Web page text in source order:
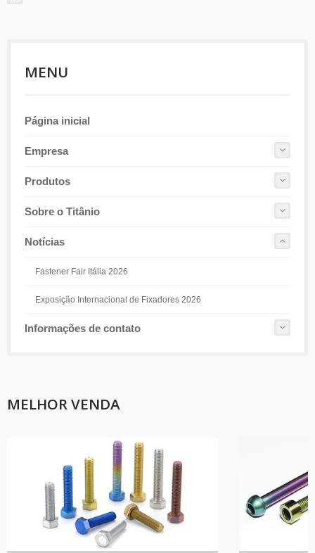
MENU
Página inicial
Empresa
Produtos
Sobre o Titânio
Notícias
Fastener Fair Itália 2026
Exposição Internacional de Fixadores 2026
Informações de contato
MELHOR VENDA